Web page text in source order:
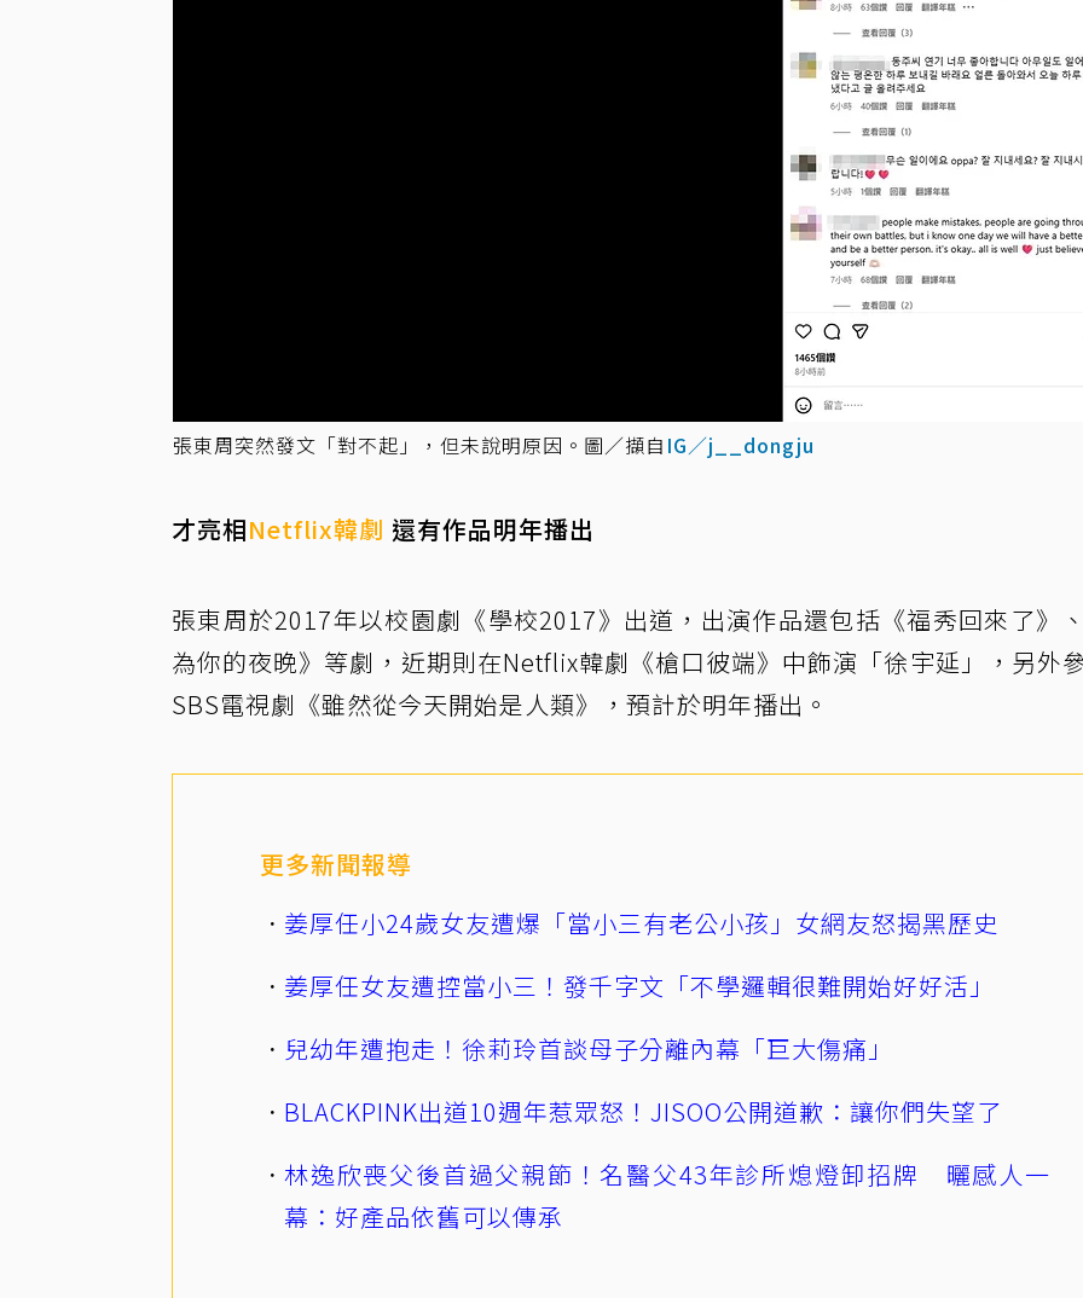
張東周突然發文「對不起」，但未說明原因。圖／擷自 IG／j__dongju
才亮相Netflix韓劇 還有作品明年播出
張東周於2017年以校園劇《學校2017》出道，出演作品還包括《福秀回來了》
為你的夜晚》等劇，近期則在Netflix韓劇《槍口彼端》中飾演「徐宇延」，另外
SBS電視劇《雖然從今天開始是人類》，預計於明年播出。
更多新聞報導
姜厚任小24歲女友遭爆「當小三有老公小孩」女網友怒揭黑歷史
姜厚任女友遭控當小三！發千字文「不學邏輯很難開始好好活」
兒幼年遭抱走！徐莉玲首談母子分離內幕「巨大傷痛」
BLACKPINK出道10週年惹眾怒！JISOO公開道歉：讓你們失望了
林逸欣喪父後首過父親節！名醫父43年診所熄燈卸招牌 曬感人一
幕：好產品依舊可以傳承